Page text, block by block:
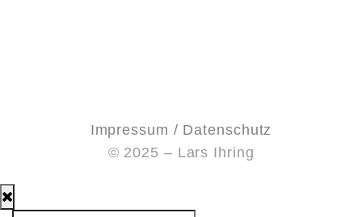
Impressum / Datenschutz
© 2025 – Lars Ihring